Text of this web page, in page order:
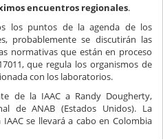
encuentros regionales.
los puntos de la agenda de los
probablemente se discutirán las
normativas que están en proceso
que regula los organismos de
con los laboratorios.
de la IAAC a Randy Dougherty,
de ANAB (Estados Unidos). La
se llevará a cabo en Colombia